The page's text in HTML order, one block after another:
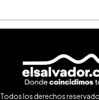
Todos los derechos